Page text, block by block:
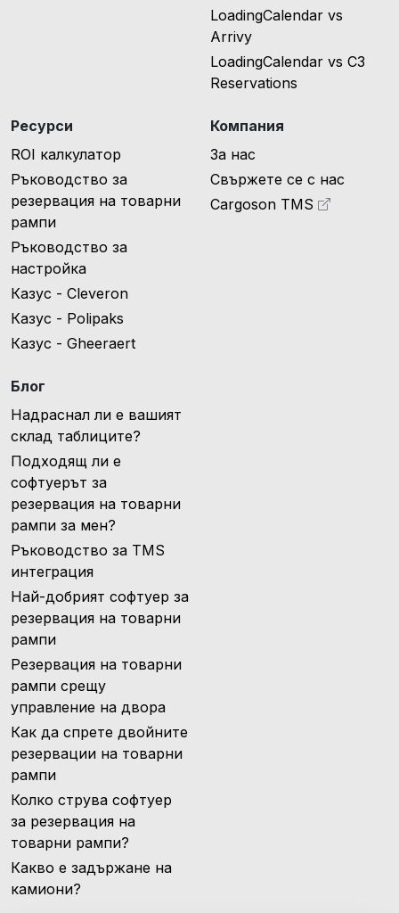
LoadingCalendar vs
Arrivy
LoadingCalendar vs C3
Reservations
Ресурси
ROI калкулатор
Ръководство за
резервация на товарни
рампи
Ръководство за
настройка
Казус - Cleveron
Казус - Polipaks
Казус - Gheeraert
Блог
Надраснал ли е вашият
склад таблиците?
Подходящ ли е
софтуерът за
резервация на товарни
рампи за мен?
Ръководство за TMS
интеграция
Най-добрият софтуер за
резервация на товарни
рампи
Резервация на товарни
рампи срещу
управление на двора
Как да спрете двойните
резервации на товарни
рампи
Колко струва софтуер
за резервация на
товарни рампи?
Какво е задържане на
камиони?
Компания
За нас
Свържете се с нас
Cargoson TMS